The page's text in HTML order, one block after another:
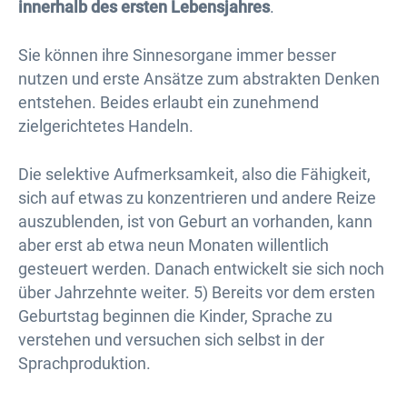
innerhalb des ersten Lebensjahres.
Sie können ihre Sinnesorgane immer besser
nutzen und erste Ansätze zum abstrakten Denken
entstehen. Beides erlaubt ein zunehmend
zielgerichtetes Handeln.
Die selektive Aufmerksamkeit, also die Fähigkeit,
sich auf etwas zu konzentrieren und andere Reize
auszublenden, ist von Geburt an vorhanden, kann
aber erst ab etwa neun Monaten willentlich
gesteuert werden. Danach entwickelt sie sich noch
über Jahrzehnte weiter. 5) Bereits vor dem ersten
Geburtstag beginnen die Kinder, Sprache zu
verstehen und versuchen sich selbst in der
Sprachproduktion.